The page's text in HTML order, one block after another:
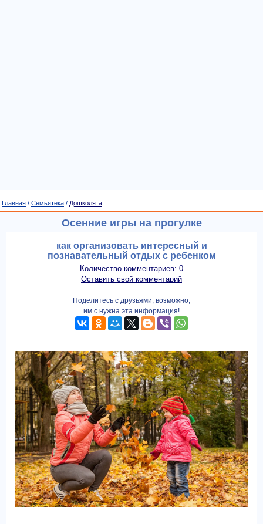
Главная / Семьятека / Дошколята
Осенние игры на прогулке
как организовать интересный и
познавательный отдых с ребенком
Количество комментариев: 0
Оставить свой комментарий
Поделитесь с друзьями, возможно,
им с нужна эта информация!